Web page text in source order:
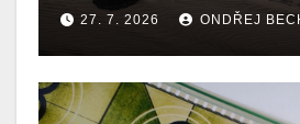
27. 7. 2026 ONDŘEJ